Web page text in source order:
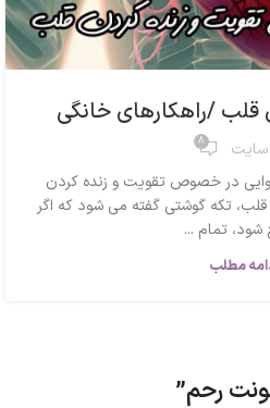
قلب /راهکارهای خانگی
سایت 8
در خصوص تقویت و زنده کردن
قلب، تکه گوشتی گفته می شود که اگر
شود، تمام ...
مطلب
رحم”